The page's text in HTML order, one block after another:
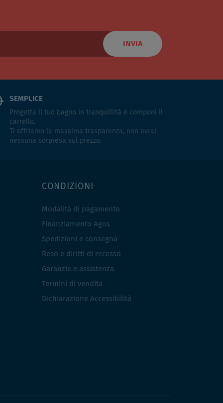
INVIA
SEMPLICE
Progetta il tuo bagno in tranquillità e componi il
carrello.
Ti offriamo la massima trasparenza, non avrai
nessuna sorpresa sul prezzo.
CONDIZIONI
Modalità di pagamento
Finanziamento Agos
Spedizioni e consegna
Reso e diritti di recesso
Garanzie e assistenza
Termini di vendita
Dichiarazione Accessibilità